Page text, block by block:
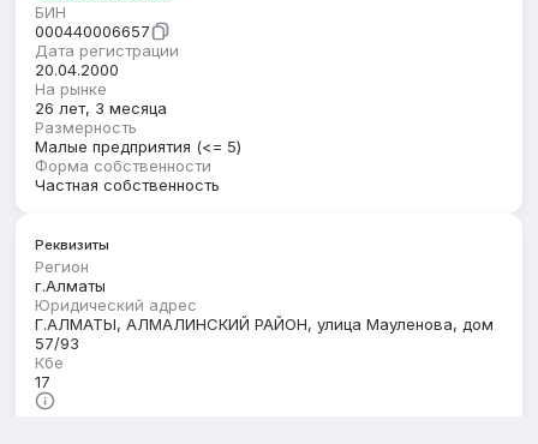
БИН
000440006657
Дата регистрации
20.04.2000
На рынке
26 лет, 3 месяца
Размерность
Малые предприятия (<= 5)
Форма собственности
Частная собственность
Реквизиты
Регион
г.Алматы
Юридический адрес
Г.АЛМАТЫ, АЛМАЛИНСКИЙ РАЙОН, улица Мауленова, дом
57/93
Кбе
17